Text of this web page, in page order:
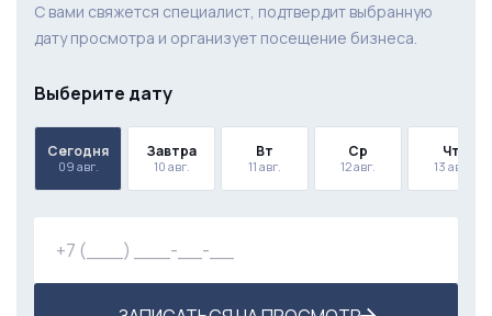
С вами свяжется специалист, подтвердит выбранную
дату просмотра и организует посещение бизнеса.
Выберите дату
Сегодня
09 авг.
Завтра
10 авг.
Вт
11 авг.
Ср
12 авг.
Чт
13 авг.